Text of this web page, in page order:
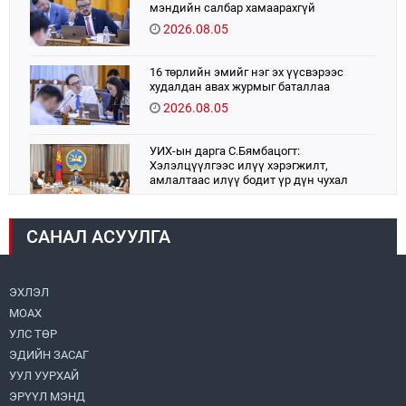
мэндийн салбар хамаарахгүй
2026.08.05
16 төрлийн эмийг нэг эх үүсвэрээс
худалдан авах журмыг баталлаа
2026.08.05
УИХ-ын дарга С.Бямбацогт:
Хэлэлцүүлгээс илүү хэрэгжилт,
амлалтаас илүү бодит үр дүн чухал
Монголбанк 7 дугаар сард 1,439.2 кг үнэт
САНАЛ АСУУЛГА
ЭХЛЭЛ
МОАХ
УЛС ТӨР
ЭДИЙН ЗАСАГ
УУЛ УУРХАЙ
ЭРҮҮЛ МЭНД